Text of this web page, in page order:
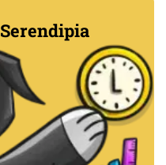
Serendipia